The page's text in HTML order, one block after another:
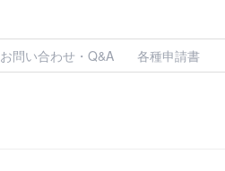
お問い合わせ・Q&A 各種申請書